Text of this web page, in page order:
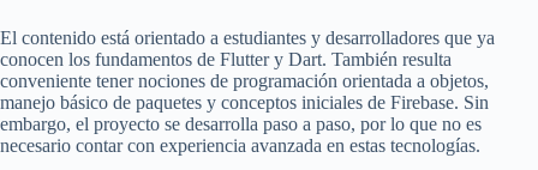
El contenido está orientado a estudiantes y desarrolladores que ya
conocen los fundamentos de Flutter y Dart. También resulta
conveniente tener nociones de programación orientada a objetos,
manejo básico de paquetes y conceptos iniciales de Firebase. Sin
embargo, el proyecto se desarrolla paso a paso, por lo que no es
necesario contar con experiencia avanzada en estas tecnologías.